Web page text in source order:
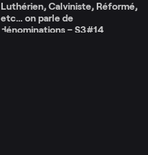
Luthérien, Calviniste, Réformé,
etc… on parle de
dénominations – S3#14